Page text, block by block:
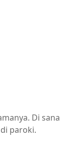
Di sana
paroki.